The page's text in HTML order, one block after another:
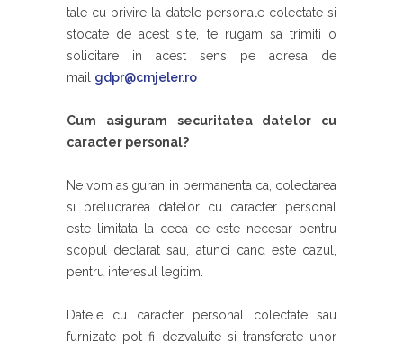
tale cu privire la datele personale colectate si
stocate de acest site, te rugam sa trimiti o
solicitare in acest sens pe adresa de
mail gdpr@cmjeler.ro
Cum asiguram securitatea datelor cu
caracter personal?
Ne vom asiguran in permanenta ca, colectarea
si prelucrarea datelor cu caracter personal
este limitata la ceea ce este necesar pentru
scopul declarat sau, atunci cand este cazul,
pentru interesul legitim.
Datele cu caracter personal colectate sau
furnizate pot fi dezvaluite si transferate unor